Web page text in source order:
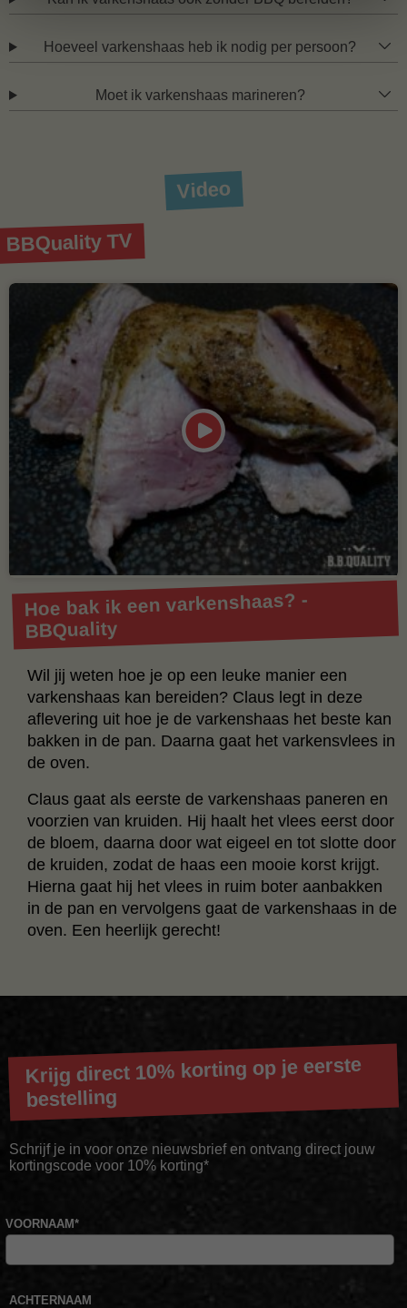
Hoeveel varkenshaas heb ik nodig per persoon?
Moet ik varkenshaas marineren?
Video
BBQuality TV
Hoe bak ik een varkenshaas? -
BBQuality
Wil jij weten hoe je op een leuke manier een
varkenshaas kan bereiden? Claus legt in deze
aflevering uit hoe je de varkenshaas het beste kan
bakken in de pan. Daarna gaat het varkensvlees in
de oven.
Claus gaat als eerste de varkenshaas paneren en
voorzien van kruiden. Hij haalt het vlees eerst door
de bloem, daarna door wat eigeel en tot slotte door
de kruiden, zodat de haas een mooie korst krijgt.
Hierna gaat hij het vlees in ruim boter aanbakken
in de pan en vervolgens gaat de varkenshaas in de
oven. Een heerlijk gerecht!
Krijg direct 10% korting op je eerste
bestelling
Schrijf je in voor onze nieuwsbrief en ontvang direct jouw
kortingscode voor 10% korting*
VOORNAAM*
ACHTERNAAM